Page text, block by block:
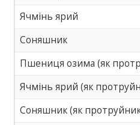
Ячмінь ярий
Соняшник
Пшениця озима (як
Ячмінь ярий (як
Соняшник (як